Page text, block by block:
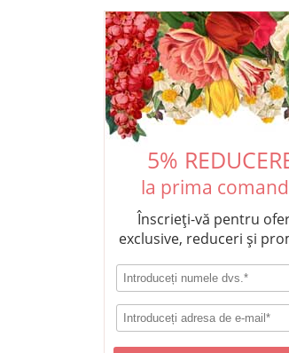
5%
la prima
Înscrieți-vă pentru
exclusive, reduceri și